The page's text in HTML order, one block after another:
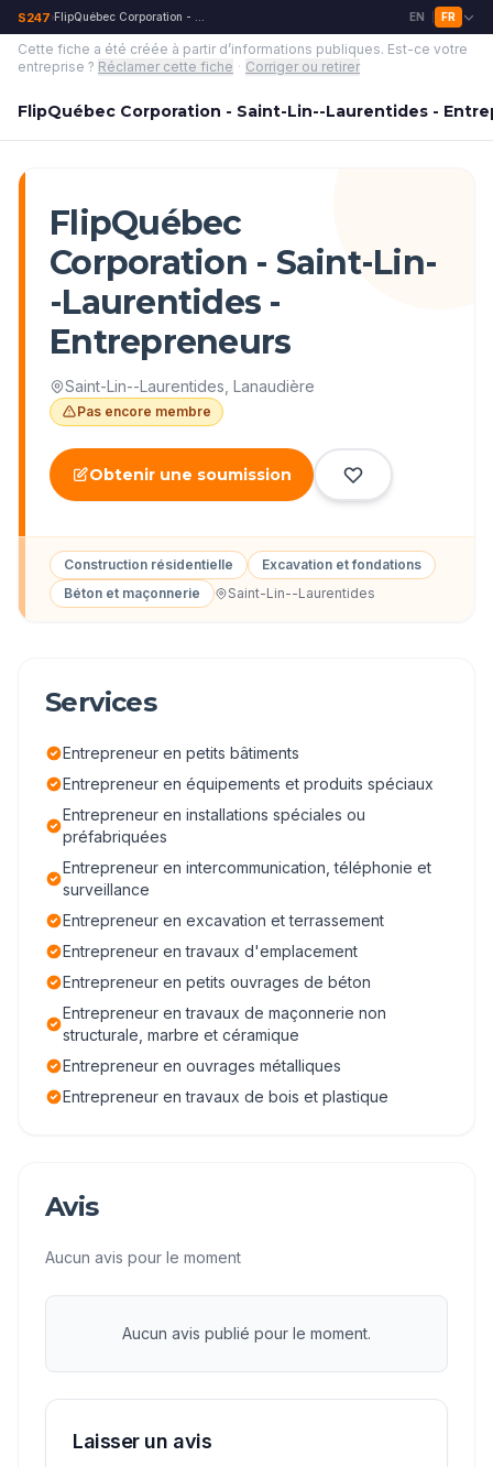
S247›FlipQuébec Corporation - Saint-Lin--Laurentides - Entrepreneurs EN FR
Cette fiche a été créée à partir d’informations publiques. Est-ce votre
entreprise ? Réclamer cette fiche · Corriger ou retirer
FlipQuébec Corporation - Saint-Lin--Laurentides -
FlipQuébec
Corporation - Saint-Lin-
-Laurentides -
Entrepreneurs
Saint-Lin--Laurentides Lanaudière
Pas encore membre
Obtenir une soumission
Construction résidentielle
Excavation et fondations
Béton et maçonnerie
Saint-Lin--Laurentides
Services
Entrepreneur en petits bâtiments
Entrepreneur en équipements et produits spéciaux
Entrepreneur en installations spéciales ou
préfabriquées
Entrepreneur en intercommunication, téléphonie et
surveillance
Entrepreneur en excavation et terrassement
Entrepreneur en travaux d'emplacement
Entrepreneur en petits ouvrages de béton
Entrepreneur en travaux de maçonnerie non
structurale, marbre et céramique
Entrepreneur en ouvrages métalliques
Entrepreneur en travaux de bois et plastique
Avis
Aucun avis pour le moment
Aucun avis publié pour le moment.
Laisser un avis